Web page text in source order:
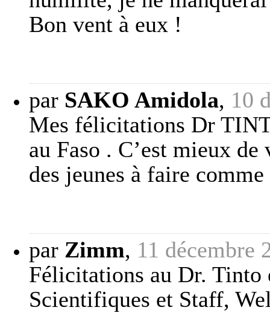
Bon vent à eux !
par SAKO Amidola, 10
Mes félicitations Dr
au Faso . C’est mieux
des jeunes à faire
par Zimm, 11 décembre
Félicitations au Dr. Tinto
Scientifiques et Staff,